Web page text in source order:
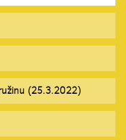
(25.3.2022)